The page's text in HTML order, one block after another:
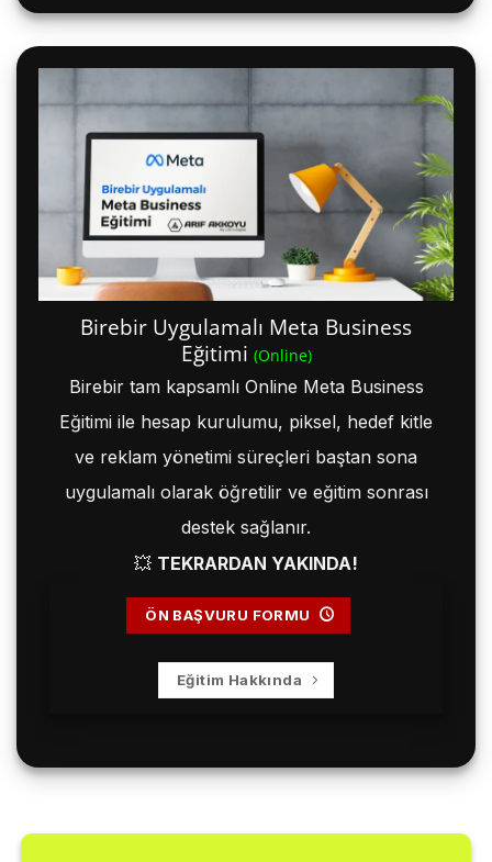
Birebir Uygulamalı Meta Business
Eğitimi (Online)
Birebir tam kapsamlı Online Meta Business
Eğitimi ile hesap kurulumu, piksel, hedef kitle
ve reklam yönetimi süreçleri baştan sona
uygulamalı olarak öğretilir ve eğitim sonrası
destek sağlanır.
💥 TEKRARDAN YAKINDA!
ÖN BAŞVURU FORMU
Eğitim Hakkında